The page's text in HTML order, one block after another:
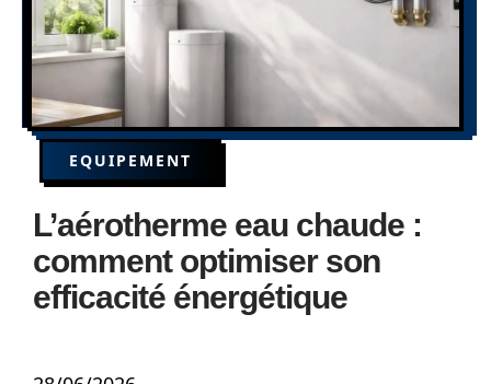
EQUIPEMENT
L’aérotherme eau chaude :
comment optimiser son
efficacité énergétique